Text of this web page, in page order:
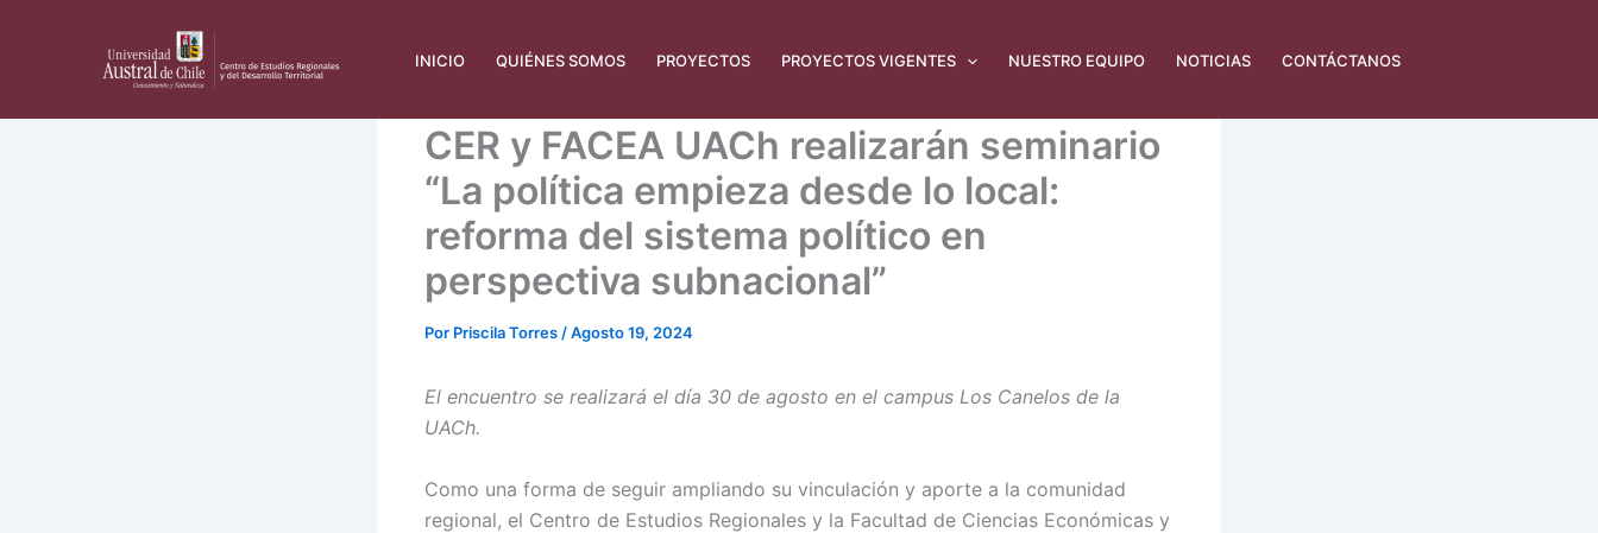
INICIO QUIÉNES SOMOS PROYECTOS PROYECTOS VIGENTES NUESTRO EQUIPO NOTICIAS CONTÁCTANOS
CER y FACEA UACh realizarán seminario
“La política empieza desde lo local:
reforma del sistema político en
perspectiva subnacional”
Por Priscila Torres /Agosto 19, 2024
El encuentro se realizará el día 30 de agosto en el campus Los Canelos de la
UACh.
Como una forma de seguir ampliando su vinculación y aporte a la comunidad
regional, el Centro de Estudios Regionales y la Facultad de Ciencias Económicas y